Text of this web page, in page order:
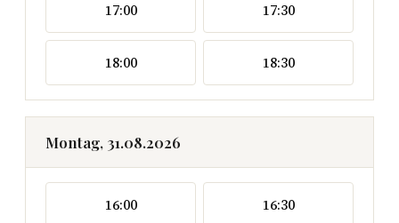
17:00 17:30
18:00 18:30
Montag, 31.08.2026
16:00 16:30